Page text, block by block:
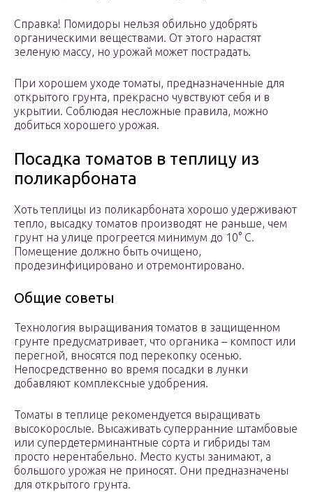
Справка! Помидоры нельзя обильно удобрять
органическими веществами. От этого нарастят
зеленую массу, но урожай может пострадать.
При хорошем уходе томаты, предназначенные для
открытого грунта, прекрасно чувствуют себя и в
укрытии. Соблюдая несложные правила, можно
добиться хорошего урожая.
Посадка томатов в теплицу из
поликарбоната
Хоть теплицы из поликарбоната хорошо удерживают
тепло, высадку томатов производят не раньше, чем
грунт на улице прогреется минимум до 10° С.
Помещение должно быть очищено,
продезинфицировано и отремонтировано.
Общие советы
Технология выращивания томатов в защищенном
грунте предусматривает, что органика – компост или
перегной, вносятся под перекопку осенью.
Непосредственно во время посадки в лунки
добавляют комплексные удобрения.
Томаты в теплице рекомендуется выращивать
высокорослые. Высаживать суперранние штамбовые
или супердетерминантные сорта и гибриды там
просто нерентабельно. Место кусты занимают, а
большого урожая не приносят. Они предназначены
для открытого грунта.